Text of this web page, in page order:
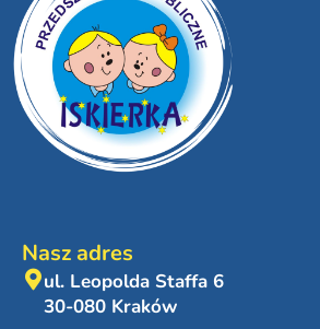
Nasz adres
ul. Leopolda Staffa 6
30-080 Kraków